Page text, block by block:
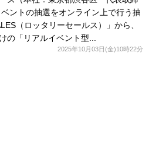
ントの抽選をオンライン上で行う抽
（ロッタリーセールス）」から、
の「リアルイベント型...
2025年10月03日(金)10時22分